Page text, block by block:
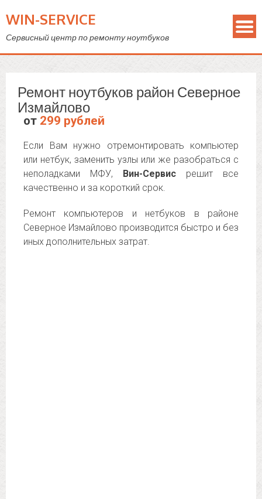
WIN-SERVICE
Сервисный центр по ремонту ноутбуков
Ремонт ноутбуков район Северное
Измайлово
от 299 рублей
Если Вам нужно отремонтировать компьютер
или нетбук, заменить узлы или же разобраться с
неполадками МФУ, Вин-Сервис решит все
качественно и за короткий срок.
Ремонт компьютеров и нетбуков в районе
Северное Измайлово производится быстро и без
иных дополнительных затрат.